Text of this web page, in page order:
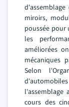
miroirs,
poussée pour
les
améliorées
mécaniques
Selon
cours des